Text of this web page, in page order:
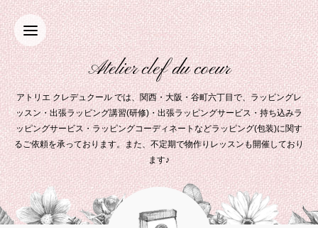
Atelier clef du coeur
アトリエ クレデュクール では、関西・大阪・谷町六丁目で、ラッピングレ
ッスン・出張ラッピング講習(研修)・出張ラッピングサービス・持ち込みラ
ッピングサービス・ラッピングコーディネートなどラッピング(包装)に関す
るご依頼を承っております。また、不定期で物作りレッスンも開催しており
ます♪